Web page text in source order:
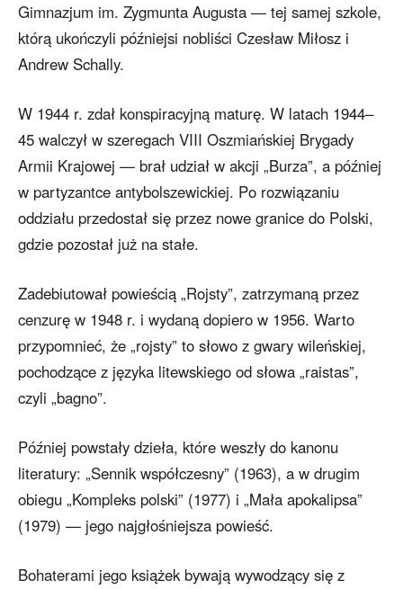
Gimnazjum im. Zygmunta Augusta — tej samej szkole,
którą ukończyli późniejsi nobliści Czesław Miłosz i
Andrew Schally.
W 1944 r. zdał konspiracyjną maturę. W latach 1944–
45 walczył w szeregach VIII Oszmiańskiej Brygady
Armii Krajowej — brał udział w akcji „Burza”, a później
w partyzantce antybolszewickiej. Po rozwiązaniu
oddziału przedostał się przez nowe granice do Polski,
gdzie pozostał już na stałe.
Zadebiutował powieścią „Rojsty”, zatrzymaną przez
cenzurę w 1948 r. i wydaną dopiero w 1956. Warto
przypomnieć, że „rojsty” to słowo z gwary wileńskiej,
pochodzące z języka litewskiego od słowa „raistas”,
czyli „bagno”.
Później powstały dzieła, które weszły do kanonu
literatury: „Sennik współczesny” (1963), a w drugim
obiegu „Kompleks polski” (1977) i „Mała apokalipsa”
(1979) — jego najgłośniejsza powieść.
Bohaterami jego książek bywają wywodzący się z